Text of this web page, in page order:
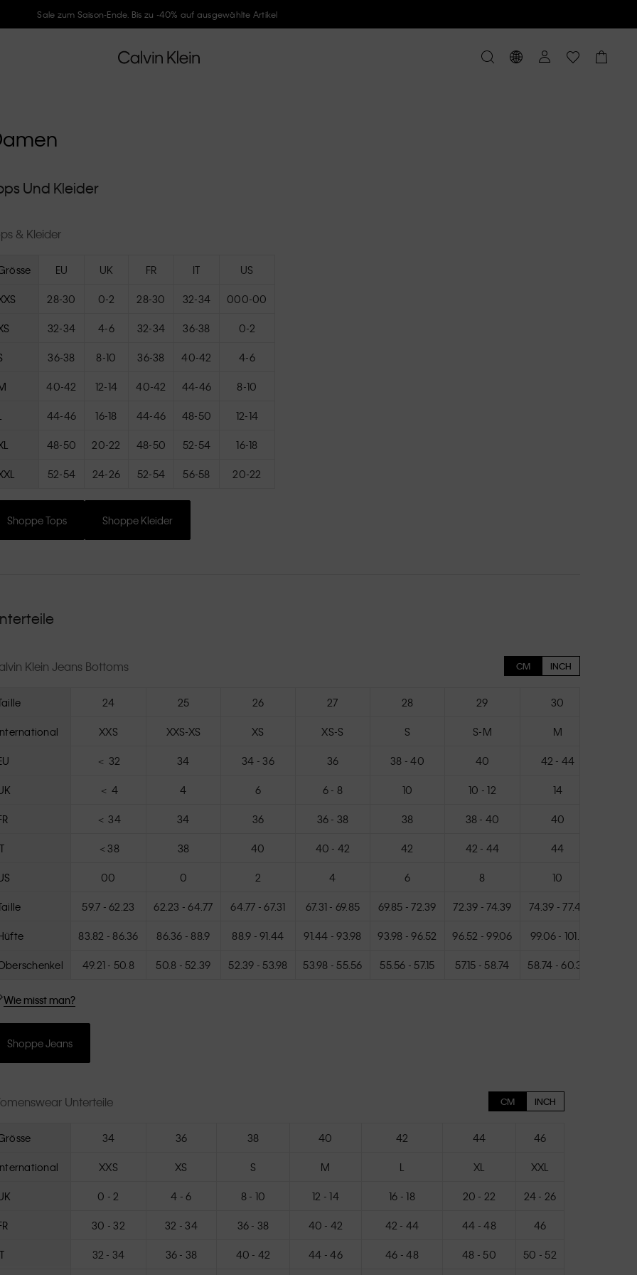
Folge Calvin Klein und gönne Dir -10%
Und Kleider
& Kleider
EU UK FR IT US
28-30 0-2 28-30 32-34 000-00
32-34 4-6 32-34 36-38 0-2
36-38 8-10 36-38 40-42 4-6
40-42 12-14 40-42 44-46 8-10
44-46 16-18 44-46 48-50 12-14
48-50 20-22 48-50 52-54 16-18
52-54 24-26 52-54 56-58 20-22
Shoppe Tops Shoppe Kleider
Klein Jeans Bottoms CM INCH
24 25 26 27 28 29 30
XXS XXS-XS XS XS-S S S-M M
＜ 32 34 34 - 36 36 38 - 40 40 42 - 44
＜ 4 4 6 6 - 8 10 10 - 12 14
＜ 34 34 36 36 - 38 38 38 - 40 40
＜38 38 40 40 - 42 42 42 - 44 44
00 0 2 4 6 8 10
59.7 - 62.23 62.23 - 64.77 64.77 - 67.31 67.31 - 69.85 69.85 - 72.39 72.39 - 74.39 74.39 - 77.47
83.82 - 86.36 86.36 - 88.9 88.9 - 91.44 91.44 - 93.98 93.98 - 96.52 96.52 - 99.06 99.06 - 101.6
49.21 - 50.8 50.8 - 52.39 52.39 - 53.98 53.98 - 55.56 55.56 - 57.15 57.15 - 58.74 58.74 - 60.33
Wie misst man?
Shoppe Jeans
Unterteile CM INCH
34 36 38 40 42 44 46
XXS XS S M L XL XXL
0 - 2 4 - 6 8 - 10 12 - 14 16 - 18 20 - 22 24 - 26
30 - 32 32 - 34 36 - 38 40 - 42 42 - 44 44 - 48 46
32 - 34 36 - 38 40 - 42 44 - 46 46 - 48 48 - 50 50 - 52